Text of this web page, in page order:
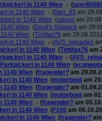
in 1140 Wien
(
in 1140 Wien
(Geri_65 am
in 1140 Wien (raiuno am
Wien (Devil's Sidekick am
Wien (Tintifax76 am
in 1140 Wien
(AVS_reloaded
in 1140 Wien (Tintifax76 am
in 1140 Wien
(
in 1140 Wien (
1140 Wien (fragender? am
in 1140 Wien (motorboot am
1140 Wien (fragender? am
in 1140 Wien (motorboot am
1140 Wien
(fragender? am
in 1140 Wien (F100 am
in 1140 Wien (fragender?